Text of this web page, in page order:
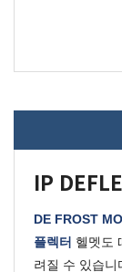
IP
DE FROST
플렉터 헬멧도
려질 수 있습